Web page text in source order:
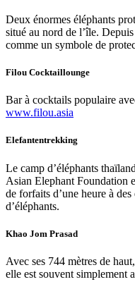
Deux énormes éléphants
situé au nord de l’île.
comme un symbole de
Filou Cocktaillounge
Bar à cocktails populaire
www.filou.asia
Elefantentrekking
Le camp d’éléphants
Asian Elephant Foundation
de forfaits d’une heure à
d’éléphants.
Khao Jom Prasad
Avec ses 744 mètres de
elle est souvent simplement